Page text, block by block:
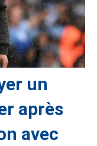
un
après
avec